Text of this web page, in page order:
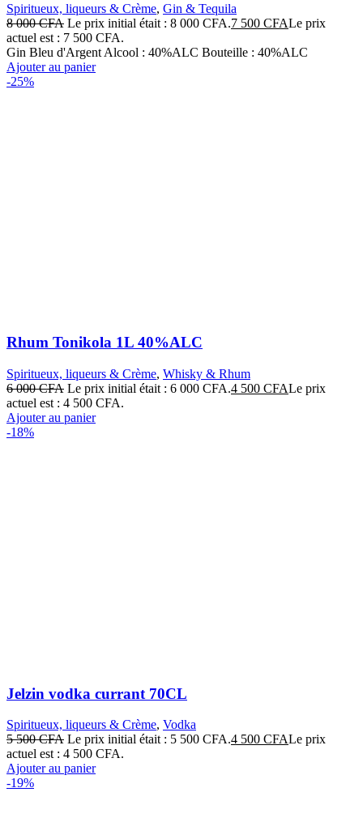
Spiritueux, liqueurs & Crème, Gin & Tequila
8 000CFA Le prix initial était : 8 000 CFA.7 500 CFALe prix
actuel est : 7 500 CFA.
Gin Bleu d'Argent Alcool : 40%ALC Bouteille : 40%ALC
Ajouter au panier
-25%
Rhum Tonikola 1L 40%ALC
Spiritueux, liqueurs & Crème, Whisky & Rhum
6 000CFA Le prix initial était : 6 000 CFA.4 500 CFALe prix
actuel est : 4 500 CFA.
Ajouter au panier
-18%
Jelzin vodka currant 70CL
Spiritueux, liqueurs & Crème, Vodka
5 500CFA Le prix initial était : 5 500 CFA.4 500 CFALe prix
actuel est : 4 500 CFA.
Ajouter au panier
-19%